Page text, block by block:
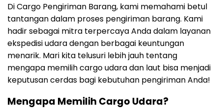
Di Cargo Pengiriman Barang, kami memahami betul
tantangan dalam proses pengiriman barang. Kami
hadir sebagai mitra terpercaya Anda dalam layanan
ekspedisi udara dengan berbagai keuntungan
menarik. Mari kita telusuri lebih jauh tentang
mengapa memilih cargo udara dan laut bisa menjadi
keputusan cerdas bagi kebutuhan pengiriman Anda!
Mengapa Memilih Cargo Udara?